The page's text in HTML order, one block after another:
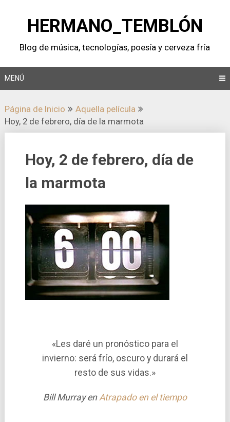
contenidoHERMANO_TEMBLÓN
Blog de música, tecnologí­as, poesí­a y cerveza frí­a
MENÚ
Página de Inicio
Aquella pelí­cula
Hoy, 2 de febrero, dí­a de la marmota
Hoy, 2 de febrero, dí­a de
la marmota
«Les daré un pronóstico para el
invierno: será frí­o, oscuro y durará el
resto de sus vidas.»
Bill Murray en Atrapado en el tiempo